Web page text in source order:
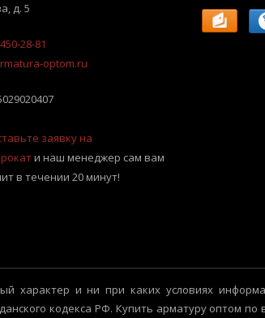
д. 5
28-81
optom.ru
заявку на
и наш менеджер сам вам
в течении 20 минут!
характер и ни при каких условиях
кодекса РФ. Купить арматуру оптом